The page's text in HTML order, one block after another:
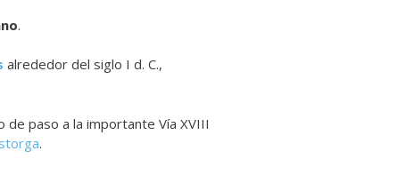
.
alrededor del siglo I d. C.,
de paso a la importante Vía XVIII
.